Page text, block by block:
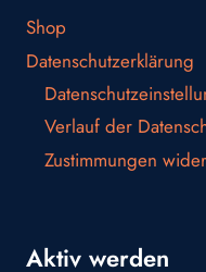
Shop
Datenschutzerklärung
Verlauf der
Zustimmungen
Aktiv werden